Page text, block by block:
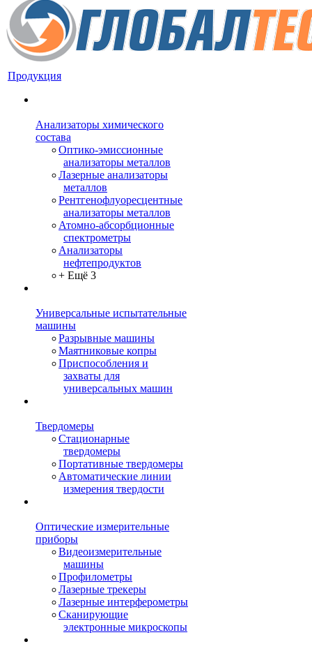
Продукция
Анализаторы химического
состава
Оптико-эмиссионные
анализаторы металлов
Лазерные анализаторы
металлов
Рентгенофлуоресцентные
анализаторы металлов
Атомно-абсорбционные
спектрометры
Анализаторы
нефтепродуктов
+ Ещё 3
Универсальные испытательные
машины
Разрывные машины
Маятниковые копры
Приспособления и
захваты для
универсальных машин
Твердомеры
Стационарные
твердомеры
Портативные твердомеры
Автоматические линии
измерения твердости
Оптические измерительные
приборы
Видеоизмерительные
машины
Профилометры
Лазерные трекеры
Лазерные интерферометры
Сканирующие
электронные микроскопы